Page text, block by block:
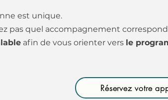
est unique.
pas quel accompagnement
afin de vous orienter vers le
Réservez votre